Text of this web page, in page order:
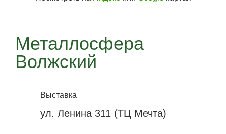
Металлосфера
Волжский
Выставка
ул. Ленина 311 (ТЦ Мечта)